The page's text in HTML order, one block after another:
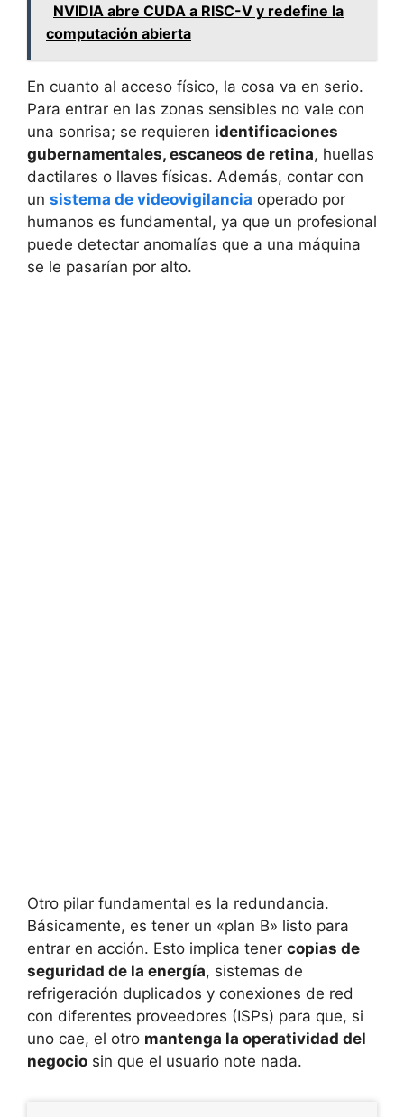
NVIDIA abre CUDA a RISC-V y redefine la
computación abierta
En cuanto al acceso físico, la cosa va en serio.
Para entrar en las zonas sensibles no vale con
una sonrisa; se requieren identificaciones
gubernamentales, escaneos de retina, huellas
dactilares o llaves físicas. Además, contar con
un sistema de videovigilancia operado por
humanos es fundamental, ya que un profesional
puede detectar anomalías que a una máquina
se le pasarían por alto.
Otro pilar fundamental es la redundancia.
Básicamente, es tener un «plan B» listo para
entrar en acción. Esto implica tener copias de
seguridad de la energía, sistemas de
refrigeración duplicados y conexiones de red
con diferentes proveedores (ISPs) para que, si
uno cae, el otro mantenga la operatividad del
negocio sin que el usuario note nada.